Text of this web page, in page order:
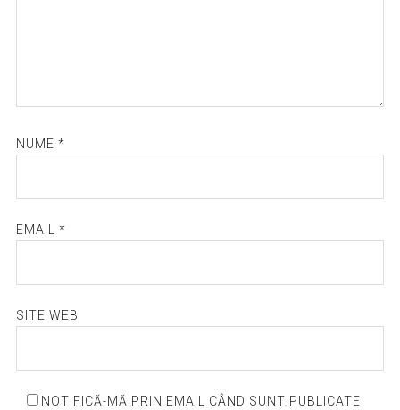
NUME *
EMAIL *
SITE WEB
NOTIFICĂ-MĂ PRIN EMAIL CÂND SUNT PUBLICATE